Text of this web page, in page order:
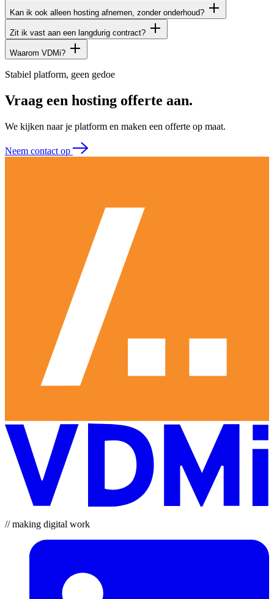
Kan ik ook alleen hosting afnemen, zonder onderhoud?
Zit ik vast aan een langdurig contract?
Waarom VDMi?
Stabiel platform, geen gedoe
Vraag een hosting offerte aan.
We kijken naar je platform en maken een offerte op maat.
Neem contact op
// making digital work